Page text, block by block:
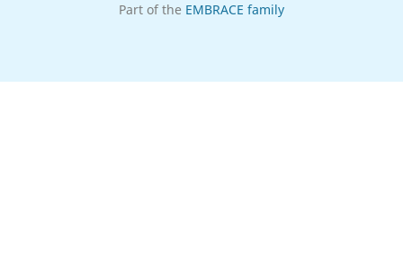
Part of the EMBRACE family